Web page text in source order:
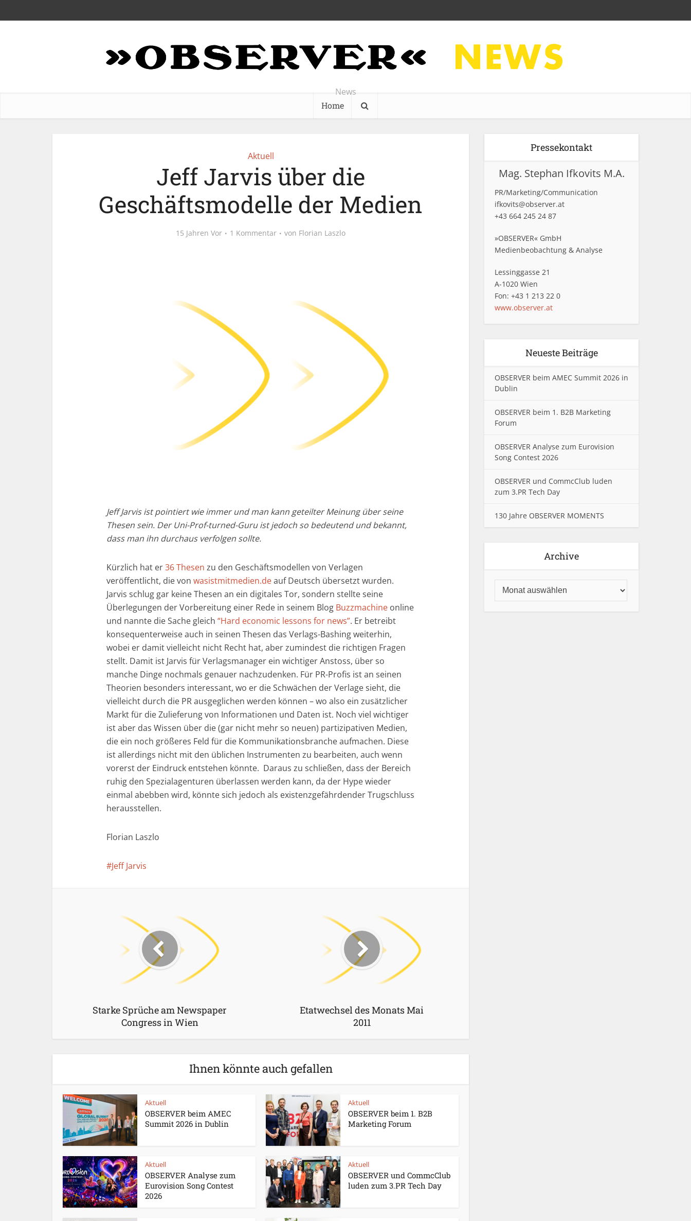
News
Home
Aktuell
Jeff Jarvis über die
Geschäftsmodelle der Medien
15 Jahren Vor 1 Kommentar von Florian Laszlo
Jeff Jarvis ist pointiert wie immer und man kann geteilter Meinung über seine
Thesen sein. Der Uni-Prof-turned-Guru ist jedoch so bedeutend und bekannt,
dass man ihn durchaus verfolgen sollte.
Kürzlich hat er36 Thesen zu den Geschäftsmodellen von Verlagen
veröffentlicht, die von wasistmitmedien.deauf Deutsch übersetzt wurden.
Jarvis schlug gar keine Thesen an ein digitales Tor, sondern stellte seine
Überlegungen der Vorbereitung einer Rede in seinem Blog Buzzmachine online
und nannte die Sache gleich “Hard economic lessons for news”. Er betreibt
konsequenterweise auch in seinen Thesen das Verlags-Bashing weiterhin,
wobei er damit vielleicht nicht Recht hat, aber zumindest die richtigen Fragen
stellt. Damit ist Jarvis für Verlagsmanager ein wichtiger Anstoss, über so
manche Dinge nochmals genauer nachzudenken. Für PR-Profis ist an seinen
Theorien besonders interessant, wo er die Schwächen der Verlage sieht, die
vielleicht durch die PR ausgeglichen werden können – wo also ein zusätzlicher
Markt für die Zulieferung von Informationen und Daten ist. Noch viel wichtiger
ist aber das Wissen über die (gar nicht mehr so neuen) partizipativen Medien,
die ein noch größeres Feld für die Kommunikationsbranche aufmachen. Diese
ist allerdings nicht mit den üblichen Instrumenten zu bearbeiten, auch wenn
vorerst der Eindruck entstehen könnte. Daraus zu schließen, dass der Bereich
ruhig den Spezialagenturen überlassen werden kann, da der Hype wieder
einmal abebben wird, könnte sich jedoch als existenzgefährdender Trugschluss
herausstellen.
Florian Laszlo
Jeff Jarvis
Starke Sprüche am Newspaper
Congress in Wien
Etatwechsel des Monats Mai
2011
Ihnen könnte auch gefallen
Aktuell
OBSERVER beim AMEC
Summit 2026 in Dublin
Aktuell
OBSERVER beim 1. B2B
Marketing Forum
Aktuell
OBSERVER Analyse zum
Eurovision Song Contest
2026
Aktuell
OBSERVER und CommcClub
luden zum 3.PR Tech Day
Pressekontakt
Mag. Stephan Ifkovits M.A.
PR/Marketing/Communication
ifkovits@observer.at
+43 664 245 24 87
»OBSERVER« GmbH
Medienbeobachtung & Analyse
Lessinggasse 21
A-1020 Wien
Fon: +43 1 213 22 0
www.observer.at
Neueste Beiträge
OBSERVER beim AMEC Summit 2026 in
Dublin
OBSERVER beim 1. B2B Marketing
Forum
OBSERVER Analyse zum Eurovision
Song Contest 2026
OBSERVER und CommcClub luden
zum 3.PR Tech Day
130 Jahre OBSERVER MOMENTS
Archive